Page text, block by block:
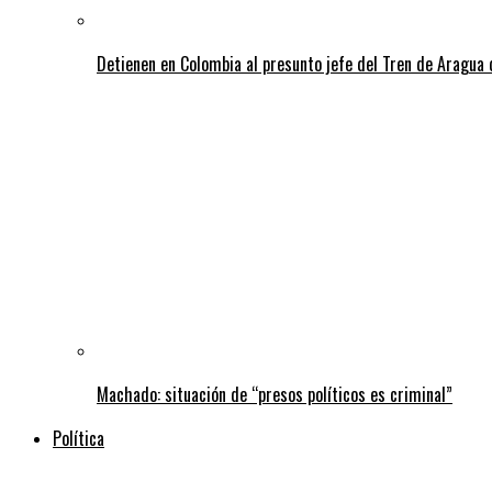
Detienen en Colombia al presunto jefe del Tren de Aragua
Machado: situación de “presos políticos es criminal”
Política